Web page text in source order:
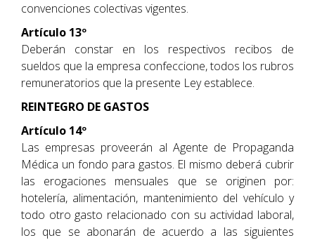
convenciones colectivas vigentes.
Artículo 13º
Deberán constar en los respectivos recibos de
sueldos que la empresa confeccione, todos los rubros
remuneratorios que la presente Ley establece.
REINTEGRO DE GASTOS
Artículo 14º
Las empresas proveerán al Agente de Propaganda
Médica un fondo para gastos. El mismo deberá cubrir
las erogaciones mensuales que se originen por:
hotelería, alimentación, mantenimiento del vehículo y
todo otro gasto relacionado con su actividad laboral,
los que se abonarán de acuerdo a las siguientes